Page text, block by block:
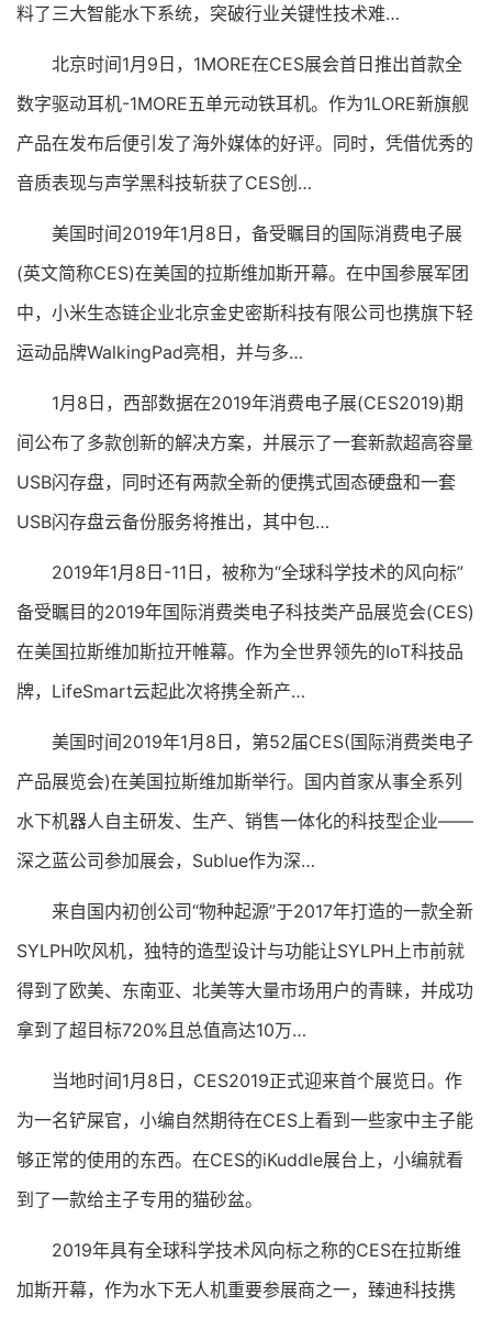
料了三大智能水下系统，突破行业关键性技术难…
北京时间1月9日，1MORE在CES展会首日推出首款全
数字驱动耳机-1MORE五单元动铁耳机。作为1LORE新旗舰
产品在发布后便引发了海外媒体的好评。同时，凭借优秀的
音质表现与声学黑科技斩获了CES创…
美国时间2019年1月8日，备受瞩目的国际消费电子展
(英文简称CES)在美国的拉斯维加斯开幕。在中国参展军团
中，小米生态链企业北京金史密斯科技有限公司也携旗下轻
运动品牌WalkingPad亮相，并与多…
1月8日，西部数据在2019年消费电子展(CES2019)期
间公布了多款创新的解决方案，并展示了一套新款超高容量
USB闪存盘，同时还有两款全新的便携式固态硬盘和一套
USB闪存盘云备份服务将推出，其中包…
2019年1月8日-11日，被称为“全球科学技术的风向标”
备受瞩目的2019年国际消费类电子科技类产品展览会(CES)
在美国拉斯维加斯拉开帷幕。作为全世界领先的IoT科技品
牌，LifeSmart云起此次将携全新产…
美国时间2019年1月8日，第52届CES(国际消费类电子
产品展览会)在美国拉斯维加斯举行。国内首家从事全系列
水下机器人自主研发、生产、销售一体化的科技型企业——
深之蓝公司参加展会，Sublue作为深…
来自国内初创公司“物种起源”于2017年打造的一款全新
SYLPH吹风机，独特的造型设计与功能让SYLPH上市前就
得到了欧美、东南亚、北美等大量市场用户的青睐，并成功
拿到了超目标720%且总值高达10万…
当地时间1月8日，CES2019正式迎来首个展览日。作
为一名铲屎官，小编自然期待在CES上看到一些家中主子能
够正常的使用的东西。在CES的iKuddle展台上，小编就看
到了一款给主子专用的猫砂盆。
2019年具有全球科学技术风向标之称的CES在拉斯维
加斯开幕，作为水下无人机重要参展商之一，臻迪科技携